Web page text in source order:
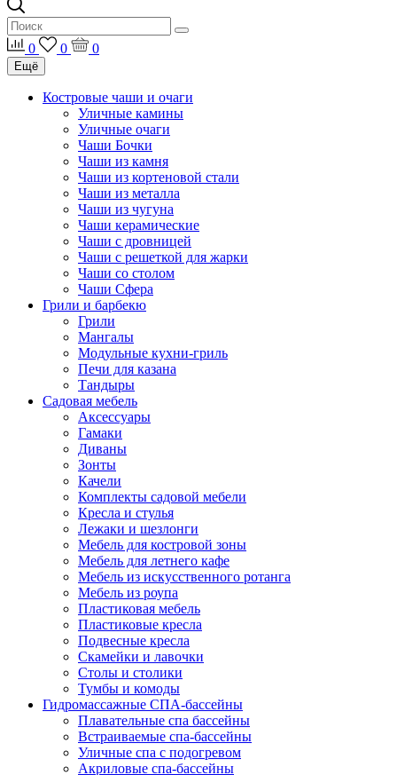
0 0 0
Ещё
Костровые чаши и очаги
Уличные камины
Уличные очаги
Чаши Бочки
Чаши из камня
Чаши из кортеновой стали
Чаши из металла
Чаши из чугуна
Чаши керамические
Чаши с дровницей
Чаши с решеткой для жарки
Чаши со столом
Чаши Сфера
Грили и барбекю
Грили
Мангалы
Модульные кухни-гриль
Печи для казана
Тандыры
Садовая мебель
Аксессуары
Гамаки
Диваны
Зонты
Качели
Комплекты садовой мебели
Кресла и стулья
Лежаки и шезлонги
Мебель для костровой зоны
Мебель для летнего кафе
Мебель из искусственного ротанга
Мебель из роупа
Пластиковая мебель
Пластиковые кресла
Подвесные кресла
Скамейки и лавочки
Столы и столики
Тумбы и комоды
Гидромассажные СПА-бассейны
Плавательные спа бассейны
Встраиваемые спа-бассейны
Уличные спа с подогревом
Акриловые спа-бассейны